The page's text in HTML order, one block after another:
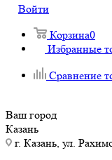
Войти
Корзина0
Избранные
Сравнение
Ваш город
Казань
г. Казань, ул.